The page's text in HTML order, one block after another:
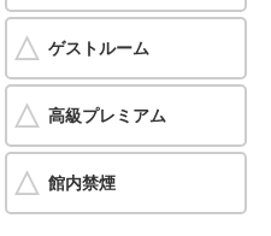
ゲストルーム
高級プレミアム
館内禁煙